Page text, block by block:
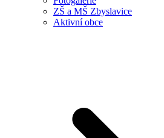
ZŠ a MŠ Zbyslavice
Aktivní obce